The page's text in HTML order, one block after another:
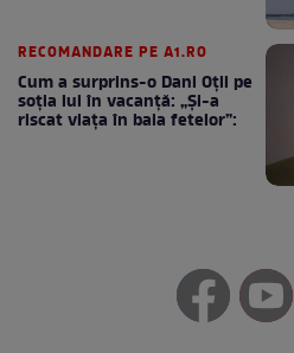
RECOMANDARE PE A1.RO
Cum a surprins-o Dani Oțil pe
soția lui în vacanță: „Și-a
riscat viața în baia fetelor”: